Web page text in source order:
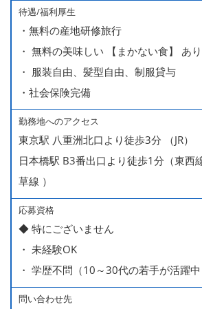
■ 昇給（随時）
■ 賞与 年２回（夏・秋）約１ヶ月分
■ インセンティブ制度（月額約4万円～
＊店長・料理長候補・統括店長・統括
＜給与モデル＞
450万円／社員（20代・入社1年目・入
ー持ち）
490万円／店長代理（20代・入社2年目
ラブラブな新婚さん）
540万円／店長（20代・入社3年目・ 育
やる気MAXの2児のお父さん）
670万円／統括店長（30代・入社7年目
頭に3人の子供を持つ一家の大黒柱）
待遇/福利厚生
・無料の産地研修旅行
・ 無料の美味しい 【まかない食】 あり
・ 服装自由、髪型自由、制服貸与
・社会保険完備
勤務地へのアクセス
東京駅 八重洲北口より徒歩3分 （JR）
日本橋駅 B3番出口より徒歩1分（東西
草線 ）
応募資格
◆ 特にございません
・ 未経験OK
・ 学歴不問（10～30代の若手が活躍中
問い合わせ先